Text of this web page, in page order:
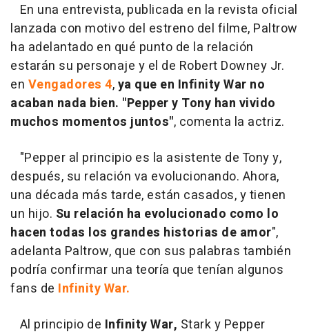
En una entrevista, publicada en la revista oficial
lanzada con motivo del estreno del filme, Paltrow
ha adelantado en qué punto de la relación
estarán su personaje y el de Robert Downey Jr.
en Vengadores 4,ya que en Infinity War no
acaban nada bien. "Pepper y Tony han vivido
muchos momentos juntos", comenta la actriz.
"Pepper al principio es la asistente de Tony y,
después, su relación va evolucionando. Ahora,
una década más tarde, están casados, y tienen
un hijo. Su relación ha evolucionado como lo
hacen todas los grandes historias de amor",
adelanta Paltrow, que con sus palabras también
podría confirmar una teoría que tenían algunos
fans de Infinity War.
Al principio de Infinity War, Stark y Pepper